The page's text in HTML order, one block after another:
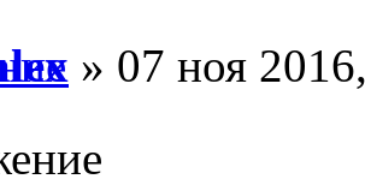
» 07 ноя